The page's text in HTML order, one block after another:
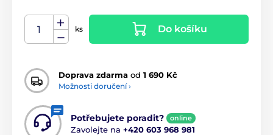
ks Do košíku
Doprava zdarma od 1 690 Kč
Možnosti doručení ›
Potřebujete poradit? online
Zavolejte na +420 603 968 981